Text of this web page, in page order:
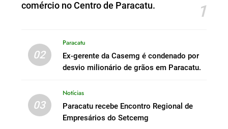
comércio no Centro de Paracatu.
1
02
Paracatu
Ex-gerente da Casemg é condenado por
desvio milionário de grãos em Paracatu.
03
Notícias
Paracatu recebe Encontro Regional de
Empresários do Setcemg